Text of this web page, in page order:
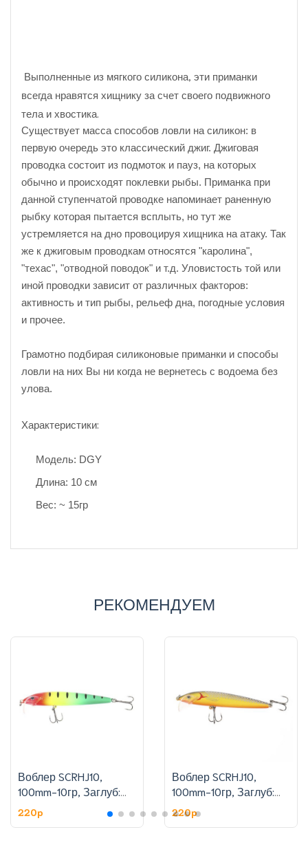
Выполненные из мягкого силикона, эти приманки
всегда нравятся хищнику за счет своего подвижного
тела и хвостика.
Существует масса способов ловли на силикон: в
первую очередь это классический джиг. Джиговая
проводка состоит из подмоток и пауз, на которых
обычно и происходят поклевки рыбы. Приманка при
данной ступенчатой проводке напоминает раненную
рыбку которая пытается всплыть, но тут же
устремляется на дно провоцируя хищника на атаку. Так
же к джиговым проводкам относятся "каролина",
"техас", "отводной поводок" и т.д. Уловистость той или
иной проводки зависит от различных факторов:
активность и тип рыбы, рельеф дна, погодные условия
и прочее.
Грамотно подбирая силиконовые приманки и способы
ловли на них Вы ни когда не вернетесь с водоема без
улова.
Характеристики:
Модель: DGY
Длина: 10 см
Вес: ~ 15гр
РЕКОМЕНДУЕМ
Воблер SCRHJ10,
100mm-10гр, Заглуб:
1.8-2.4 м, цвет:6
220p
Воблер SCRHJ10,
100mm-10гр, Заглуб:
1.8-2.4 м, цвет:11
220p